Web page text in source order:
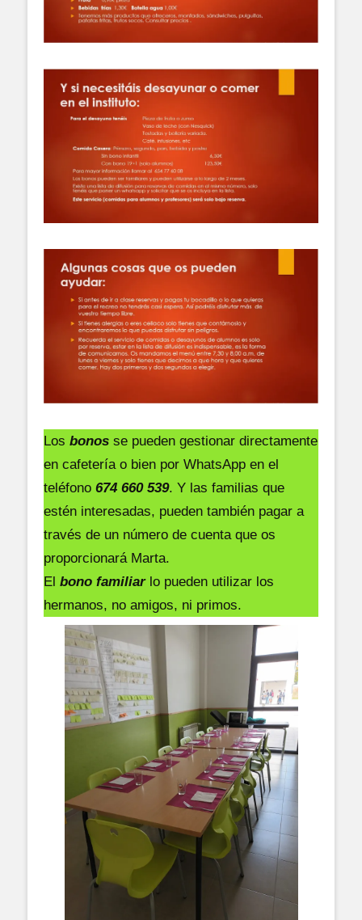
Los bonos se pueden gestionar directamente
en cafetería o bien por WhatsApp en el
teléfono 674 660 539. Y las familias que
estén interesadas, pueden también pagar a
través de un número de cuenta que os
proporcionará Marta.
El bono familiarlo pueden utilizar los
hermanos, no amigos, ni primos.